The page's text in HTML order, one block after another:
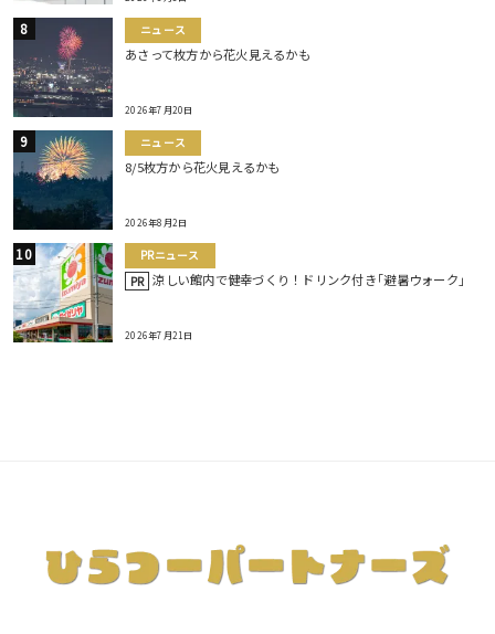
ニュース
あさって枚方から花火見えるかも
2026年7月20日
ニュース
8/5枚方から花火見えるかも
2026年8月2日
PRニュース
PR 涼しい館内で健幸づくり！ドリンク付き｢避暑ウォーク｣
2026年7月21日